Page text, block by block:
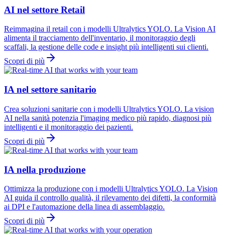
AI nel settore Retail
Reimmagina il retail con i modelli Ultralytics YOLO. La Vision AI
alimenta il tracciamento dell'inventario, il monitoraggio degli
scaffali, la gestione delle code e insight più intelligenti sui clienti.
Scopri di più
IA nel settore sanitario
Crea soluzioni sanitarie con i modelli Ultralytics YOLO. La vision
AI nella sanità potenzia l'imaging medico più rapido, diagnosi più
intelligenti e il monitoraggio dei pazienti.
Scopri di più
IA nella produzione
Ottimizza la produzione con i modelli Ultralytics YOLO. La Vision
AI guida il controllo qualità, il rilevamento dei difetti, la conformità
ai DPI e l'automazione della linea di assemblaggio.
Scopri di più